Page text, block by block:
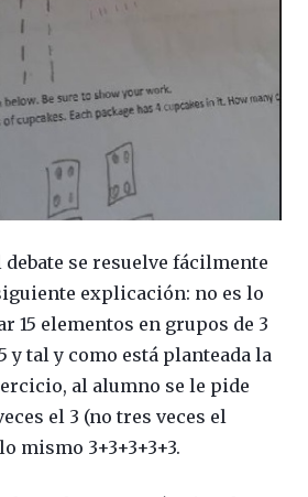
se resuelve fácilmente
explicación: no es lo
15 elementos en grupos de 3
y tal y como está planteada la
al alumno se le pide
el 3 (no tres veces el
mismo 3+3+3+3+3.